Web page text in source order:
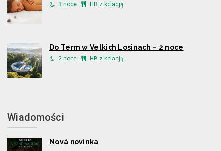
3 noce HB z kolacją
Do Term w Velkich Losinach – 2 noce
2 noce HB z kolacją
Wiadomości
Nová novinka